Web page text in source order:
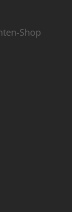
Shop